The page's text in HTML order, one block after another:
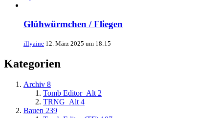
Glühwürmchen / Fliegen
illyaine 12. März 2025 um 18:15
Kategorien
Archiv 8
Tomb Editor_Alt 2
TRNG_Alt 4
Bauen 239